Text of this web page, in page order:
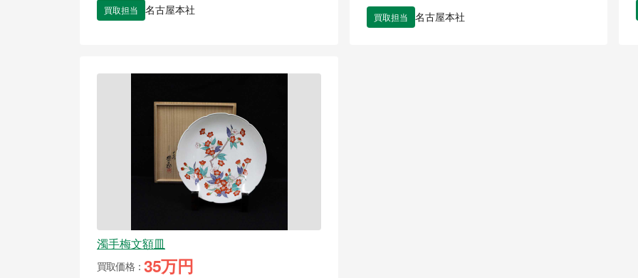
買取担当 名古屋本社
買取担当 名古屋本社
濁手梅文額皿
買取価格 35万円